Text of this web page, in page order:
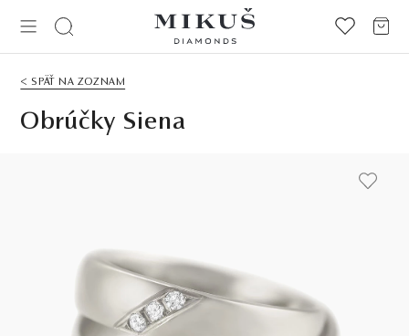
< SPÄŤ NA ZOZNAM
Obrúčky Siena